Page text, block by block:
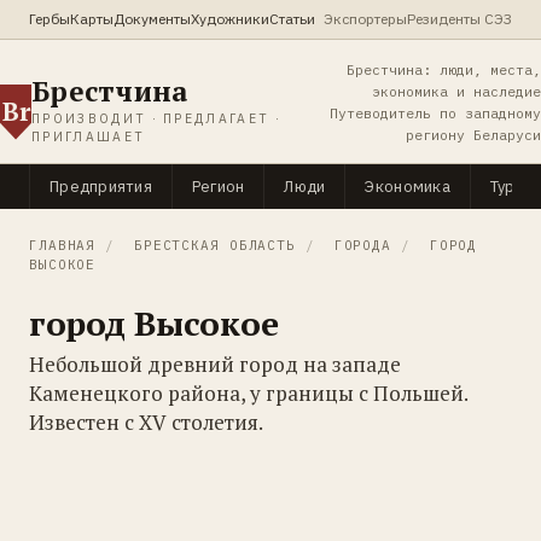
ГербыКартыДокументыХудожникиСтатьи ЭкспортерыРезиденты СЭЗ
Br
Брестчина
ПРОИЗВОДИТ · ПРЕДЛАГАЕТ ·
ПРИГЛАШАЕТ
Брестчина: люди, места,
экономика и наследие
Путеводитель по западному
региону Беларуси
Предприятия Регион Люди Экономика
ГЛАВНАЯ / БРЕСТСКАЯ ОБЛАСТЬ / ГОРОДА /
ГОРОД
ВЫСОКОЕ
город Высокое
Небольшой древний город на западе
Каменецкого района, у границы с Польшей.
Известен с XV столетия.